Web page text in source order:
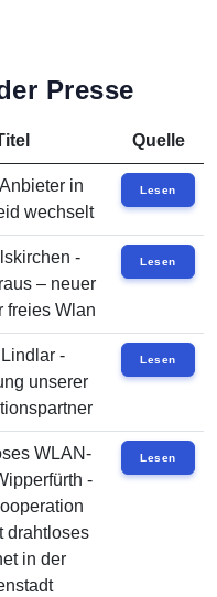
Presse
Quelle
in
wechselt
Lesen
-
– neuer
freies Wlan
Lesen
-
unserer
Lesen
WLAN-
-
drahtloses
in der
Lesen